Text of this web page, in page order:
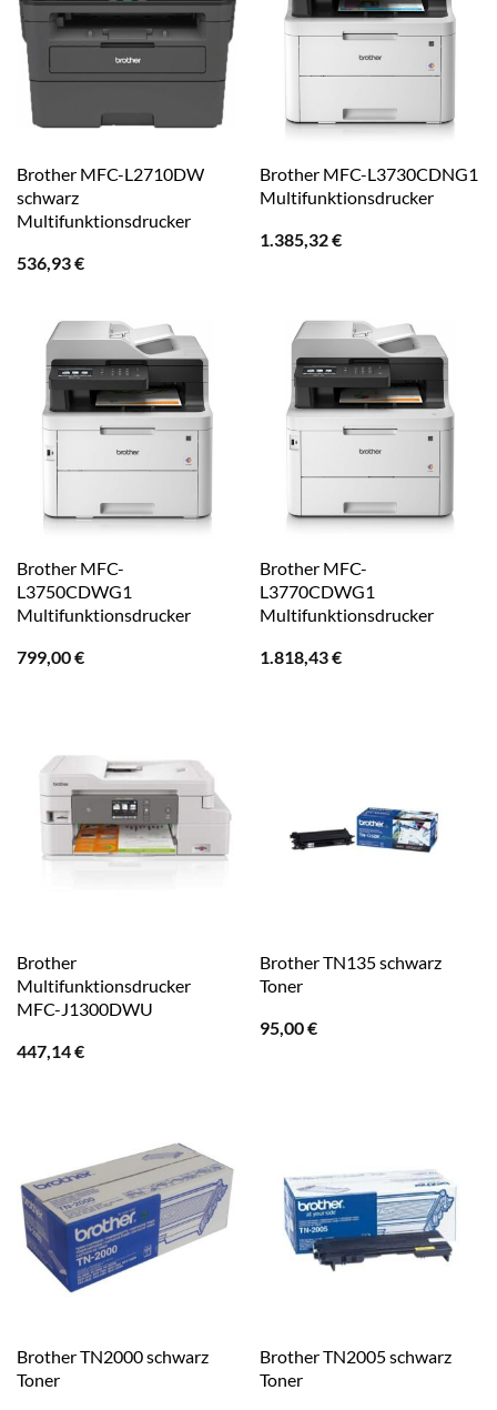
Brother MFC-L2710DW
schwarz
Multifunktionsdrucker
536,93€
Brother MFC-L3730CDNG1
Multifunktionsdrucker
1.385,32€
Brother MFC-
L3750CDWG1
Multifunktionsdrucker
799,00€
Brother MFC-
L3770CDWG1
Multifunktionsdrucker
1.818,43€
Brother
Multifunktionsdrucker
MFC-J1300DWU
447,14€
Brother TN135 schwarz
Toner
95,00€
Brother TN2000 schwarz
Toner
Brother TN2005 schwarz
Toner